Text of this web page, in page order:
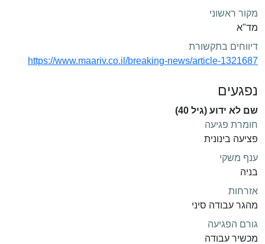
מקור ראשוני
מד"א
דיווחים בתקשורת
https://www.maariv.co.il/breaking-news/article-1321687
נפגעים
שם לא ידוע (גיל 40)
חומרת פגיעה
פציעה בינונית
ענף משקי
בניה
אזרחות
מהגר עבודה סיני
גורם הפגיעה
מכשיר עבודה